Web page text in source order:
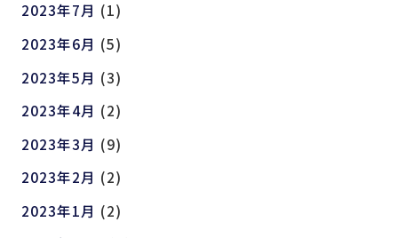
2023年7月 (1)
2023年6月 (5)
2023年5月 (3)
2023年4月 (2)
2023年3月 (9)
2023年2月 (2)
2023年1月 (2)